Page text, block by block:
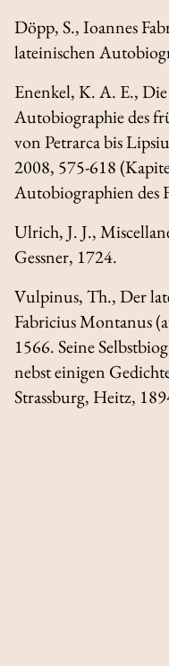
Döpp, S.,Ioannes
lateinischen
Enenkel, K. A. E.,
Autobiographie des
von Petrarca bis
2008, 575-618
Autobiographien des
Ulrich, J. J.,
Gessner, 1724.
Vulpinus, Th.,Der
Fabricius Montanus
1566. Seine
nebst einigen
Strassburg, Heitz,